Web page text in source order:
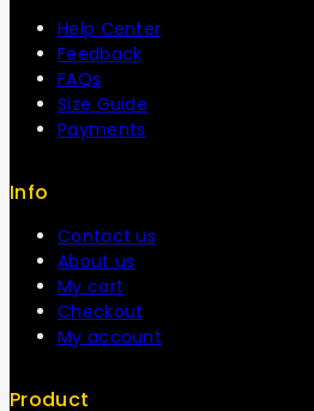
Help Center
Feedback
FAQs
Size Guide
Payments
Info
Contact us
About us
My cart
Checkout
My account
Product